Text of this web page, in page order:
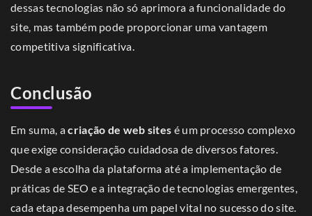
dessas tecnologias não só aprimora a funcionalidade do
site, mas também pode proporcionar uma vantagem
competitiva significativa.
Conclusão
Em suma, acriação de web sites é um processo complexo
que exige consideração cuidadosa de diversos fatores.
Desde a escolha da plataforma até a implementação de
práticas de SEO e a integração de tecnologias emergentes,
cada etapa desempenha um papel vital no sucesso do site.